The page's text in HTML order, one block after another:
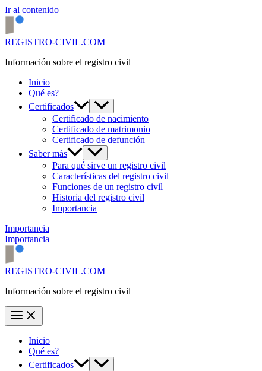
Ir al contenido
REGISTRO-CIVIL.COM
Información sobre el registro civil
Inicio
Qué es?
Certificados
Certificado de nacimiento
Certificado de matrimonio
Certificado de defunción
Saber más
Para qué sirve un registro civil
Características del registro civil
Funciones de un registro civil
Historia del registro civil
Importancia
Importancia
Importancia
REGISTRO-CIVIL.COM
Información sobre el registro civil
Inicio
Qué es?
Certificados